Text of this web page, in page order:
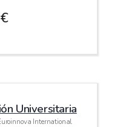
Universitaria
International